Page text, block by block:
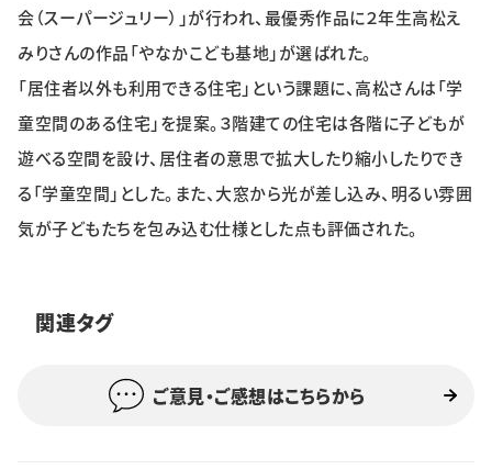
イベント
学生記者募集 お問い合わせ
会（スーパージュリー）」が行われ、最優秀作品に２年生高松え
みりさんの作品「やなかこども基地」が選ばれた。
「居住者以外も利用できる住宅」という課題に、高松さんは「学
童空間のある住宅」を提案。３階建ての住宅は各階に子どもが
遊べる空間を設け、居住者の意思で拡大したり縮小したりでき
る「学童空間」とした。また、大窓から光が差し込み、明るい雰囲
気が子どもたちを包み込む仕様とした点も評価された。
関連タグ
ご意見・ご感想はこちらから